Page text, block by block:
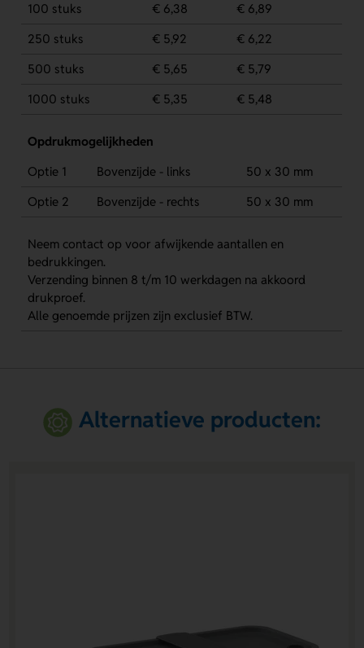
100 stuks
€ 6,38
€ 6,89
250 stuks
€ 5,92
€ 6,22
500 stuks
€ 5,65
€ 5,79
1000 stuks
€ 5,35 € 5,48
Opdrukmogelijkheden
Optie 1
Bovenzijde - links
50 x 30 mm
Optie 2
Bovenzijde - rechts 50 x 30 mm
Neem contact op voor afwijkende aantallen en
bedrukkingen.
Verzending binnen 8 t/m 10 werkdagen na akkoord
drukproef.
Alle genoemde prijzen zijn exclusief BTW.
Alternatieve producten: